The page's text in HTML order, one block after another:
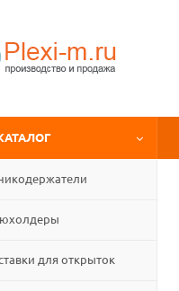
для открыток